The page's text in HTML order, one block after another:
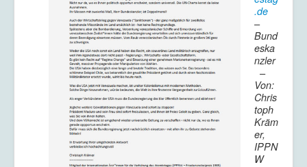
.de
–
Bund
eska
nzler
–
Von:
Chris
toph
Kräm
er,
IPPN
W